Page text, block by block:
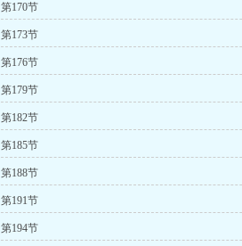
第170节
第173节
第176节
第179节
第182节
第185节
第188节
第191节
第194节